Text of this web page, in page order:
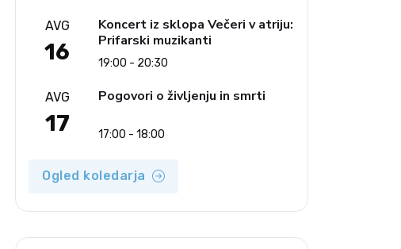
AVG
16
Koncert iz sklopa Večeri v atriju:
Prifarski muzikanti
19:00 - 20:30
AVG
17
Pogovori o življenju in smrti
17:00 - 18:00
Ogled koledarja